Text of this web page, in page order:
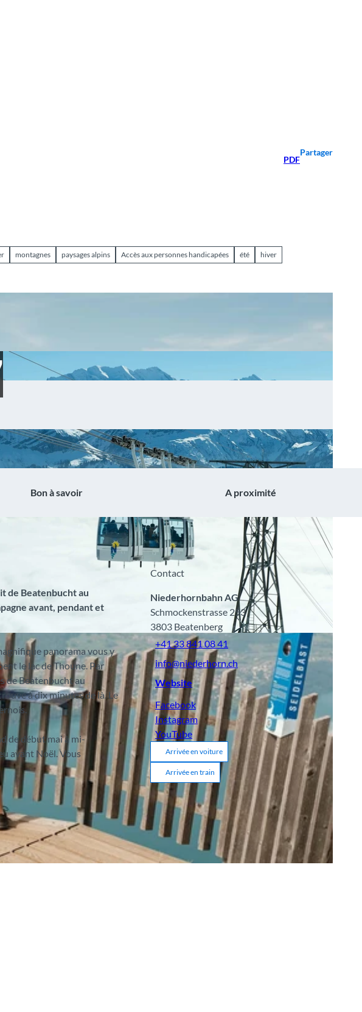
PDF
Partager
montagnes paysages alpins Accès aux personnes handicapées été hiver
AG, Interlaken Tourismus | CC-BY-SA
Bon à savoir A proximité
de Beatenbucht au
avant, pendant et
panorama vous y
le lac de Thoune. Par
de Beatenbucht au
à dix minutes de là. Le
de début mai à mi-
avant Noël. Vous
Contact
Niederhornbahn AG
Schmockenstrasse 253
3803 Beatenberg
+41 33 841 08 41
info@niederhorn.ch
Website
Facebook
Instagram
YouTube
Arrivée en voiture
Arrivée en train